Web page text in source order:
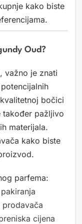
kako biste
Oud?
, važno je znati
bočici
također pažljivo
materijala.
kako biste
parfema:
prodavača
cijena